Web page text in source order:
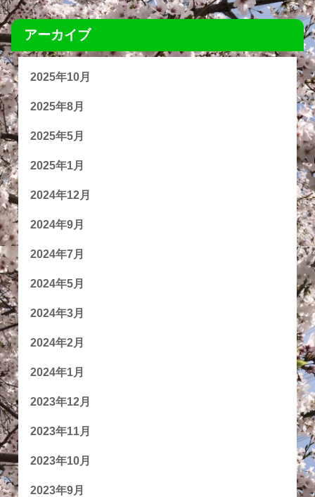
アーカイブ
2025年10月
2025年8月
2025年5月
2025年1月
2024年12月
2024年9月
2024年7月
2024年5月
2024年3月
2024年2月
2024年1月
2023年12月
2023年11月
2023年10月
2023年9月